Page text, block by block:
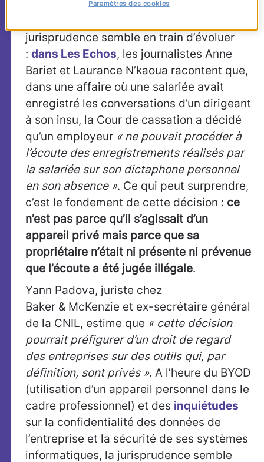
aux données d’un ordinateur mis à
jurisprudence semble en train d’évoluer
: dans Les Echos, les journalistes Anne
Bariet et Laurance N’kaoua racontent que,
dans une affaire où une salariée avait
enregistré les conversations d’un dirigeant
à son insu, la Cour de cassation a décidé
qu’un employeur « ne pouvait procéder à
l’écoute des enregistrements réalisés par
la salariée sur son dictaphone personnel
en son absence ». Ce qui peut surprendre,
c’est le fondement de cette décision : ce
n’est pas parce qu’il s’agissait d’un
appareil privé mais parce que sa
propriétaire n’était ni présente ni prévenue
que l’écoute a été jugée illégale.
Yann Padova, juriste chez
Baker & McKenzie et ex-secrétaire général
de la CNIL, estime que « cette décision
pourrait préfigurer d’un droit de regard
des entreprises sur des outils qui, par
définition, sont privés ». A l’heure du BYOD
(utilisation d’un appareil personnel dans le
cadre professionnel) et des inquiétudes
sur la confidentialité des données de
l’entreprise et la sécurité de ses systèmes
informatiques, la jurisprudence semble
Paramètres des cookies